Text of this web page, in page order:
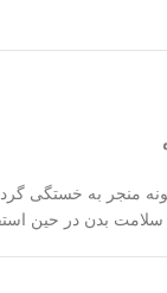
منجر به خستگی
بدن در حین